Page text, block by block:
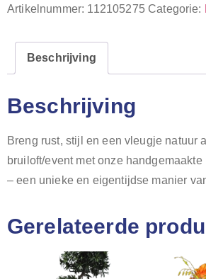
Artikelnummer: 112105275 Categorie:
Beschrijving
Beschrijving
Breng rust, stijl en een vleugje natuur
bruiloft/event met onze
– een unieke en eigentijdse manier
Gerelateerde